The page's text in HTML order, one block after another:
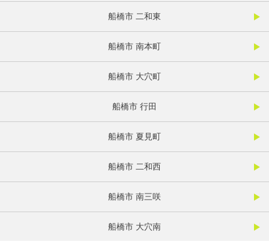
船橋市 二和東
船橋市 南本町
船橋市 大穴町
船橋市 行田
船橋市 夏見町
船橋市 二和西
船橋市 南三咲
船橋市 大穴南